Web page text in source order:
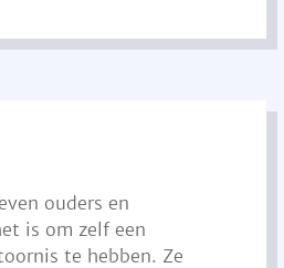
ouders en
is om zelf een
te hebben. Ze